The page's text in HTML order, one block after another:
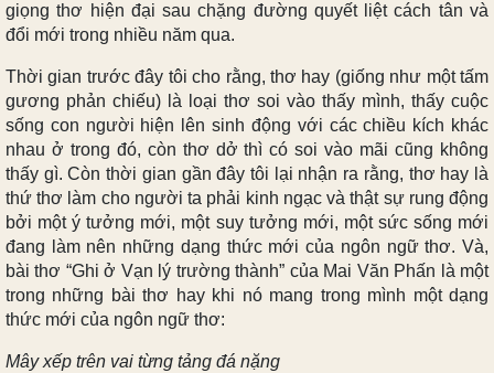
giọng thơ hiện đại sau chặng đường quyết liệt cách tân và
đổi mới trong nhiều năm qua.
Thời gian trước đây tôi cho rằng, thơ hay (giống như một tấm
gương phản chiếu) là loại thơ soi vào thấy mình, thấy cuộc
sống con người hiện lên sinh động với các chiều kích khác
nhau ở trong đó, còn thơ dở thì có soi vào mãi cũng không
thấy gì. Còn thời gian gần đây tôi lại nhận ra rằng, thơ hay là
thứ thơ làm cho người ta phải kinh ngạc và thật sự rung động
bởi một ý tưởng mới, một suy tưởng mới, một sức sống mới
đang làm nên những dạng thức mới của ngôn ngữ thơ. Và,
bài thơ “Ghi ở Vạn lý trường thành” của Mai Văn Phấn là một
trong những bài thơ hay khi nó mang trong mình một dạng
thức mới của ngôn ngữ thơ:
Mây xếp trên vai từng tảng đá nặng